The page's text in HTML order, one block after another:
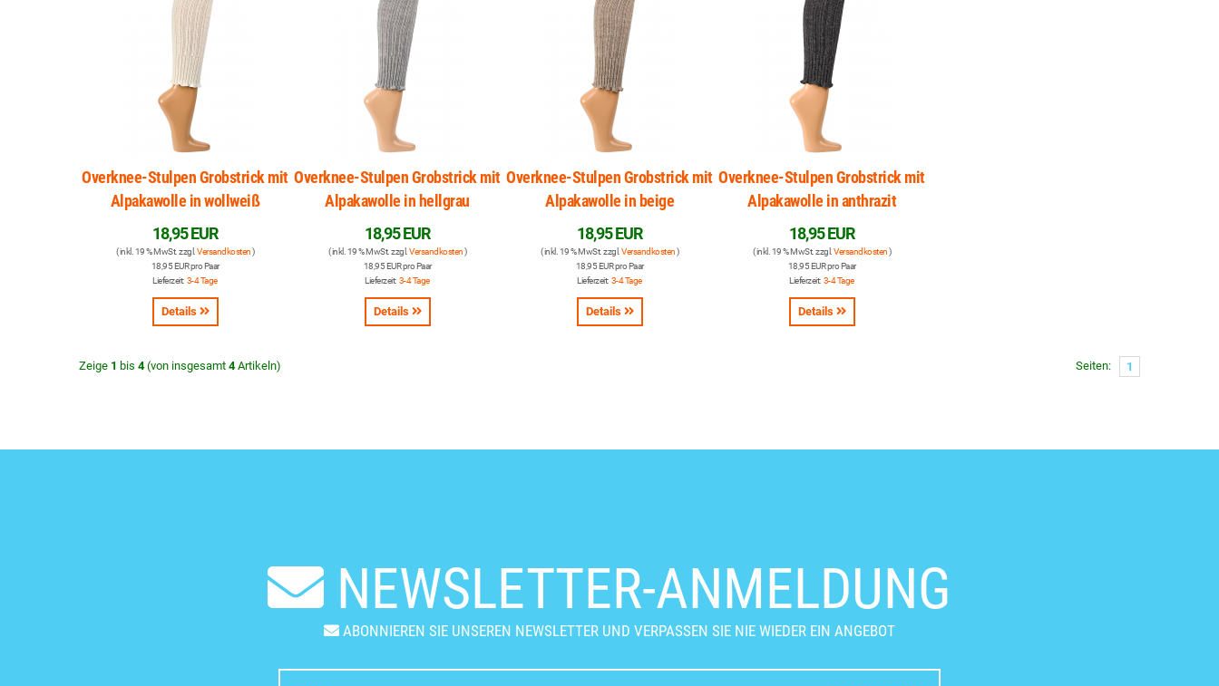
Overknee-Stulpen Grobstrick mit
Alpakawolle in wollweiß
18,95 EUR
( inkl. 19 % MwSt. zzgl. Versandkosten)
18,95 EUR pro Paar
Lieferzeit: 3-4 Tage
Details
Overknee-Stulpen Grobstrick mit
Alpakawolle in hellgrau
18,95 EUR
( inkl. 19 % MwSt. zzgl. Versandkosten)
18,95 EUR pro Paar
Lieferzeit: 3-4 Tage
Details
Overknee-Stulpen Grobstrick mit
Alpakawolle in beige
18,95 EUR
( inkl. 19 % MwSt. zzgl. Versandkosten)
18,95 EUR pro Paar
Lieferzeit: 3-4 Tage
Details
Overknee-Stulpen Grobstrick mit
Alpakawolle in anthrazit
18,95 EUR
( inkl. 19 % MwSt. zzgl. Versandkosten)
18,95 EUR pro Paar
Lieferzeit: 3-4 Tage
Details
Zeige 1 bis 4(von insgesamt 4Artikeln) Seiten: 1
NEWSLETTER-ANMELDUNG
ABONNIEREN SIE UNSEREN NEWSLETTER UND VERPASSEN SIE NIE WIEDER EIN ANGEBOT